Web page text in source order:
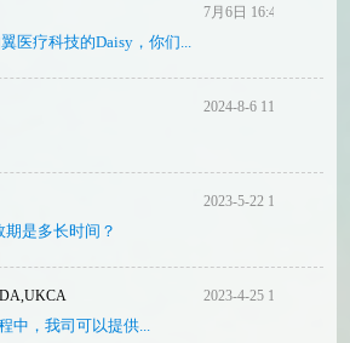
7月6日 16:47
医疗科技的Daisy，你们...
2024-8-6 11:14
2023-5-22 10:43
期是多长时间？
2023-4-25 16:24
UKCA合‮过规‬程中，我司可‮提以‬供...